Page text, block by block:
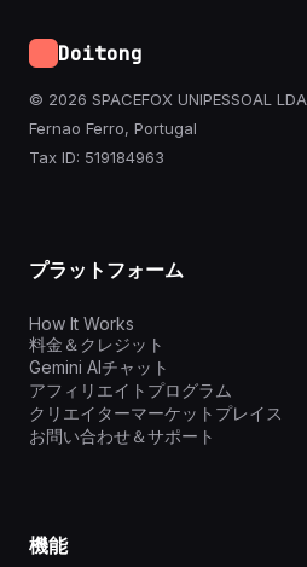
Doitong
© 2026 SPACEFOX UNIPESSOAL LDA
Fernao Ferro, Portugal
Tax ID: 519184963
プラットフォーム
How It Works
料金＆クレジット
Gemini AIチャット
アフィリエイトプログラム
クリエイターマーケットプレイス
お問い合わせ＆サポート
機能